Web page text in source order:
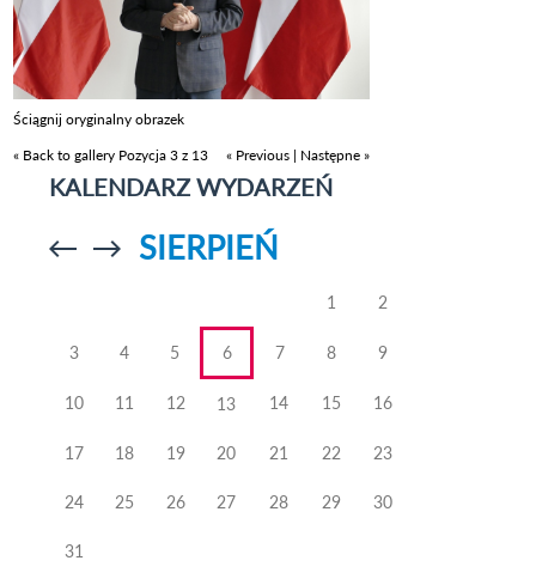
Ściągnij oryginalny obrazek
« Back to gallery Pozycja 3 z 13 « Previous | Następne »
KALENDARZ WYDARZEŃ
Przejdź doPrzejdź do
SIERPIEŃ
1 2
3 4 5 6 7 8 9
10 11 12 13 14 15 16
17 18 19 20 21 22 23
24 25 26 27 28 29 30
31